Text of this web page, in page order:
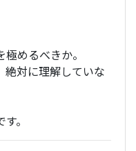
めるべきか。
絶対に理解していな
。